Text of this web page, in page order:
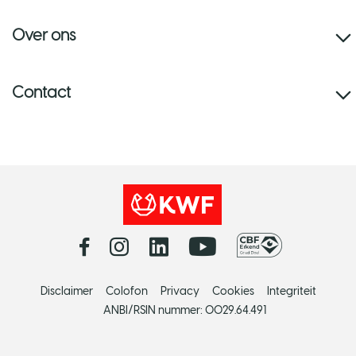
Over ons
Contact
Disclaimer Colofon Privacy Cookies
Integriteit
ANBI/RSIN nummer: 0029.64.491